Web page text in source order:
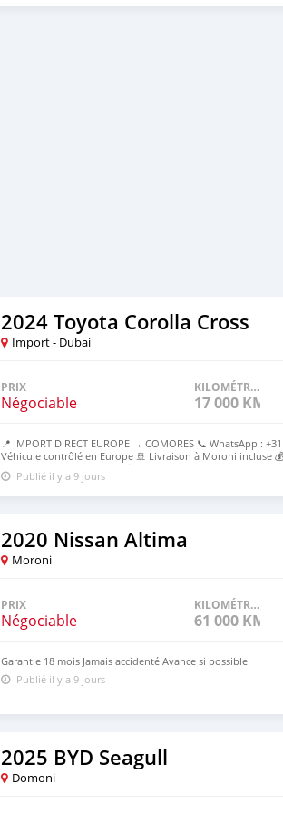
2024 Toyota Corolla Cross
Import - Dubai
PRIX
Négociable
KILOMÉTRAGE
17 000 KM
📍 IMPORT DIRECT EUROPE → COMORES 📞 WhatsApp :
Véhicule contrôlé en Europe 🚢 Livraison à Moroni incluse
50% avant, 50% à l’arrivée 💰Prix rendu Moroni : [2000000 ]
Publié il y a 9 jours
2020 Nissan Altima
Moroni
PRIX
Négociable
KILOMÉTRAGE
61 000 KM
Garantie 18 mois Jamais accidenté Avance si possible
Publié il y a 9 jours
2025 BYD Seagull
Domoni